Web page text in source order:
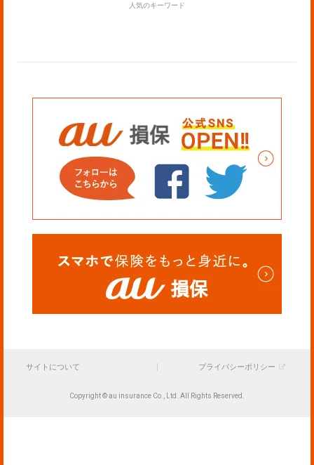
人気のキーワード
サイトについて プライバシーポリシー
Copyright © au insurance Co., Ltd. All Rights Reserved.